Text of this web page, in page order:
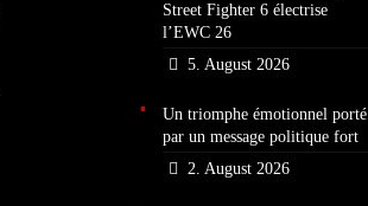
Street Fighter 6 électrise
l’EWC 26
5. August 2026
Un triomphe émotionnel porté
par un message politique fort
2. August 2026